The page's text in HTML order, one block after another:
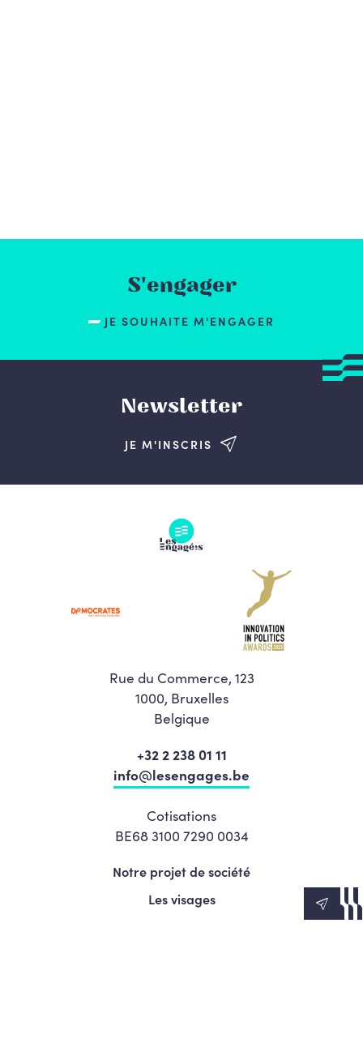
S'engager
JE SOUHAITE M'ENGAGER
Newsletter
JE M'INSCRIS
Rue du Commerce, 123
1000, Bruxelles
Belgique
+32 2 238 01 11
info@lesengages.be
Cotisations
BE68 3100 7290 0034
Notre projet de société
Les visages